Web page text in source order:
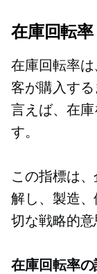
在庫回転率
在庫回転率
客が購入す
言えば、在
す。
この指標は
解し、製造
切な戦略的意
在庫回転率の